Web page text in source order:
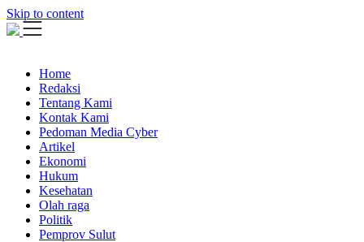
Skip to content
Home
Redaksi
Tentang Kami
Kontak Kami
Pedoman Media Cyber
Artikel
Ekonomi
Hukum
Kesehatan
Olah raga
Politik
Pemprov Sulut